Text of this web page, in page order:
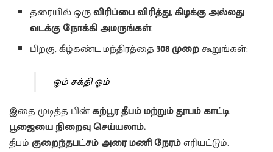
தரையில் ஒருவிரிப்பை விரித்து,கிழக்கு அல்லது
வடக்கு நோக்கி அமருங்கள்.
பிறகு, கீழ்கண்ட மந்திரத்தை308 முறைகூறுங்கள்:
ஓம் சக்தி ஓம்
இதை முடித்த பின்கற்பூர தீபம் மற்றும் தூபம் காட்டி
பூஜையை நிறைவு செய்யலாம்.
தீபம்குறைந்தபட்சம் அரை மணி நேரம்எரியட்டும்.